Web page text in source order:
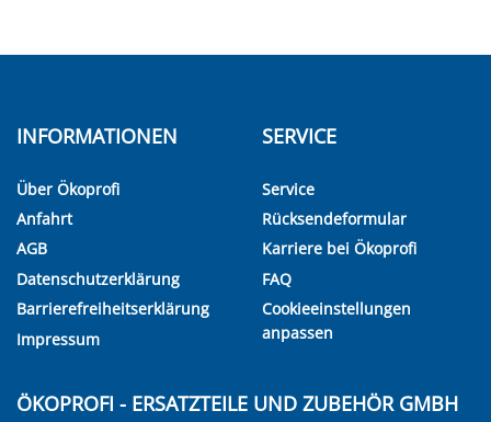
INFORMATIONEN
Über Ökoprofi
Anfahrt
AGB
Datenschutzerklärung
Barrierefreiheitserklärung
Impressum
SERVICE
Service
Rücksendeformular
Karriere bei Ökoprofi
FAQ
Cookieeinstellungen
anpassen
ÖKOPROFI - ERSATZTEILE UND ZUBEHÖR GMBH